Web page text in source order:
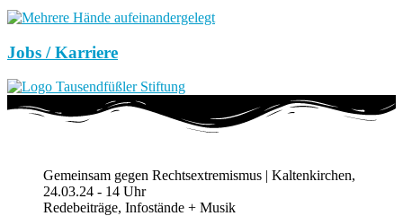
Jobs / Karriere
Gemeinsam gegen Rechtsextremismus | Kaltenkirchen,
24.03.24 - 14 Uhr
Redebeiträge, Infostände + Musik